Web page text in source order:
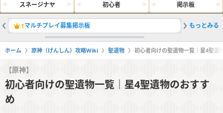
スネージナヤ 初心者 掲示板
1マルチプレイ募集掲示板 2サルベ
もっとみる
ホーム 原神（げんしん）攻略Wiki 聖遺物 初心者向けの聖遺物一覧｜星4聖遺
【原神】
初心者向けの聖遺物一覧｜星4聖遺物のおすす
め